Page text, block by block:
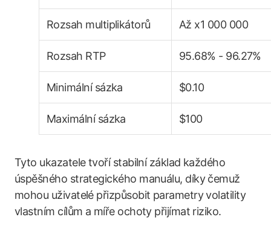
Rozsah multiplikátorů Až x1 000 000
Rozsah RTP 95.68% - 96.27%
Minimální sázka $0.10
Maximální sázka $100
Tyto ukazatele tvoří stabilní základ každého
úspěšného strategického manuálu, díky čemuž
mohou uživatelé přizpůsobit parametry volatility
vlastním cílům a míře ochoty přijímat riziko.